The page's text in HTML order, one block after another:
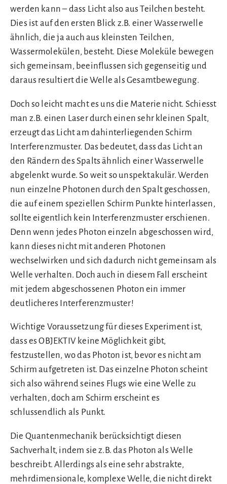
werden kann – dass Licht also aus Teilchen besteht.
Dies ist auf den ersten Blick z.B. einer Wasserwelle
ähnlich, die ja auch aus kleinsten Teilchen,
Wassermolekülen, besteht. Diese Moleküle bewegen
sich gemeinsam, beeinflussen sich gegenseitig und
daraus resultiert die Welle als Gesamtbewegung.
Doch so leicht macht es uns die Materie nicht. Schiesst
man z.B. einen Laser durch einen sehr kleinen Spalt,
erzeugt das Licht am dahinterliegenden Schirm
Interferenzmuster. Das bedeutet, dass das Licht an
den Rändern des Spalts ähnlich einer Wasserwelle
abgelenkt wurde. So weit so unspektakulär. Werden
nun einzelne Photonen durch den Spalt geschossen,
die auf einem speziellen Schirm Punkte hinterlassen,
sollte eigentlich kein Interferenzmuster erschienen.
Denn wenn jedes Photon einzeln abgeschossen wird,
kann dieses nicht mit anderen Photonen
wechselwirken und sich dadurch nicht gemeinsam als
Welle verhalten. Doch auch in diesem Fall erscheint
mit jedem abgeschossenen Photon ein immer
deutlicheres Interferenzmuster!
Wichtige Voraussetzung für dieses Experiment ist,
dass es OBJEKTIV keine Möglichkeit gibt,
festzustellen, wo das Photon ist, bevor es nicht am
Schirm aufgetreten ist. Das einzelne Photon scheint
sich also während seines Flugs wie eine Welle zu
verhalten, doch am Schirm erscheint es
schlussendlich als Punkt.
Die Quantenmechanik berücksichtigt diesen
Sachverhalt, indem sie z.B. das Photon als Welle
beschreibt. Allerdings als eine sehr abstrakte,
mehrdimensionale, komplexe Welle, die nicht direkt